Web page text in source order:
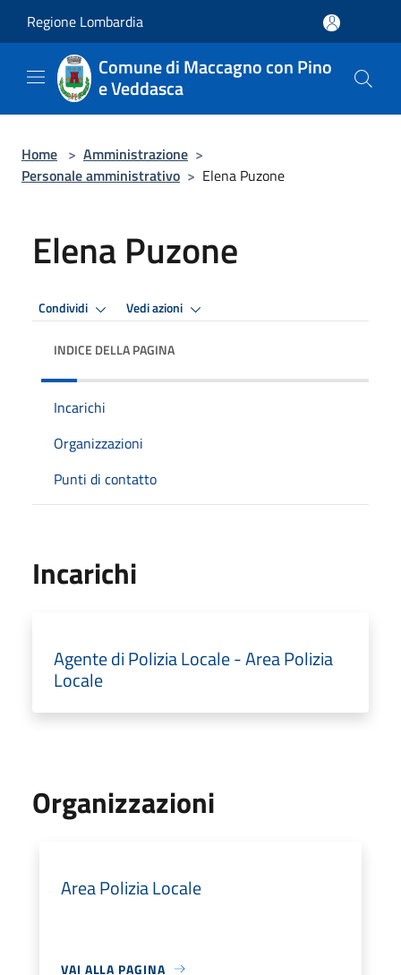
Regione Lombardia
Comune di Maccagno con Pino
e Veddasca
Home > Amministrazione >
Personale amministrativo > Elena Puzone
Elena Puzone
Condividi Vedi azioni
INDICE DELLA PAGINA
Incarichi
Organizzazioni
Punti di contatto
Incarichi
Agente di Polizia Locale - Area Polizia
Locale
Organizzazioni
Area Polizia Locale
VAI ALLA PAGINA